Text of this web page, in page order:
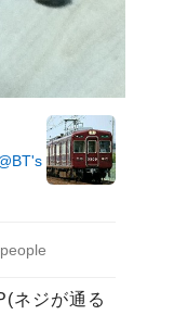
people
ネジが通る